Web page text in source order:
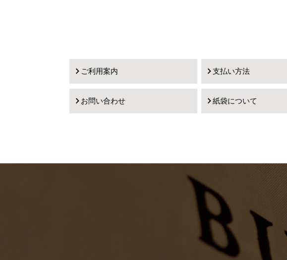
ご利用案内 支払い方法
お問い合わせ 紙袋について